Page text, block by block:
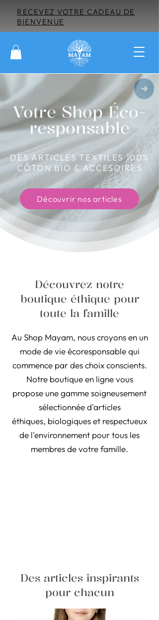
RECEVEZ VOTRE CADEAU DE
BIENVENUE
Votre Shop Éco-
responsable
DES ARTICLES TEXTILES 100%
CÔTON BIO & ACCESOIRES
Découvrir nos articles
Découvrez notre
boutique éthique pour
toute la famille
Au Shop Mayam, nous croyons en un
mode de vie écoresponsable qui
commence par des choix conscients.
Notre boutique en ligne vous
propose une gamme soigneusement
sélectionnée d'articles
éthiques, biologiques et respectueux
de l'environnement pour tous les
membres de votre famille.
Des articles inspirants
pour chacun